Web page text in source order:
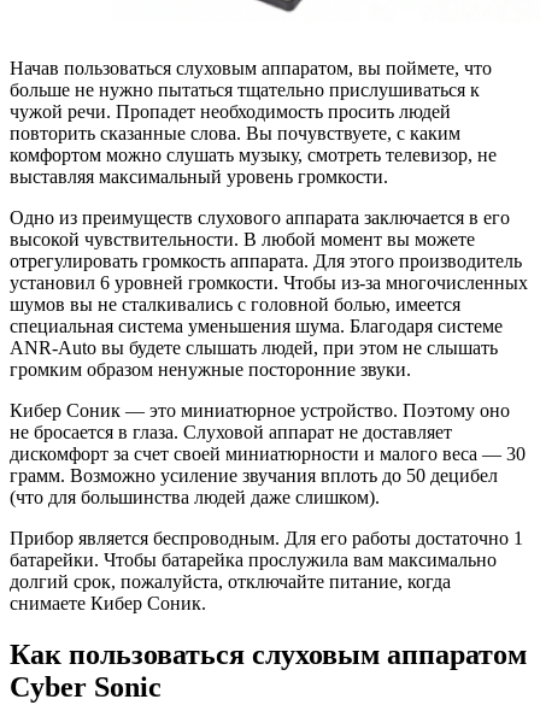
Начав пользоваться слуховым аппаратом, вы поймете, что
больше не нужно пытаться тщательно прислушиваться к
чужой речи. Пропадет необходимость просить людей
повторить сказанные слова. Вы почувствуете, с каким
комфортом можно слушать музыку, смотреть телевизор, не
выставляя максимальный уровень громкости.
Одно из преимуществ слухового аппарата заключается в его
высокой чувствительности. В любой момент вы можете
отрегулировать громкость аппарата. Для этого производитель
установил 6 уровней громкости. Чтобы из-за многочисленных
шумов вы не сталкивались с головной болью, имеется
специальная система уменьшения шума. Благодаря системе
ANR-Auto вы будете слышать людей, при этом не слышать
громким образом ненужные посторонние звуки.
Кибер Соник — это миниатюрное устройство. Поэтому оно
не бросается в глаза. Слуховой аппарат не доставляет
дискомфорт за счет своей миниатюрности и малого веса — 30
грамм. Возможно усиление звучания вплоть до 50 децибел
(что для большинства людей даже слишком).
Прибор является беспроводным. Для его работы достаточно 1
батарейки. Чтобы батарейка прослужила вам максимально
долгий срок, пожалуйста, отключайте питание, когда
снимаете Кибер Соник.
Как пользоваться слуховым аппаратом
Cyber Sonic